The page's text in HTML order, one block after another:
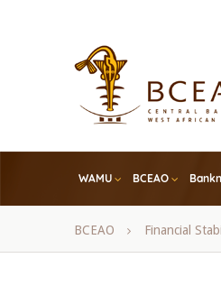
WAMU BCEAO
Breadcrumb
BCEAO Financial